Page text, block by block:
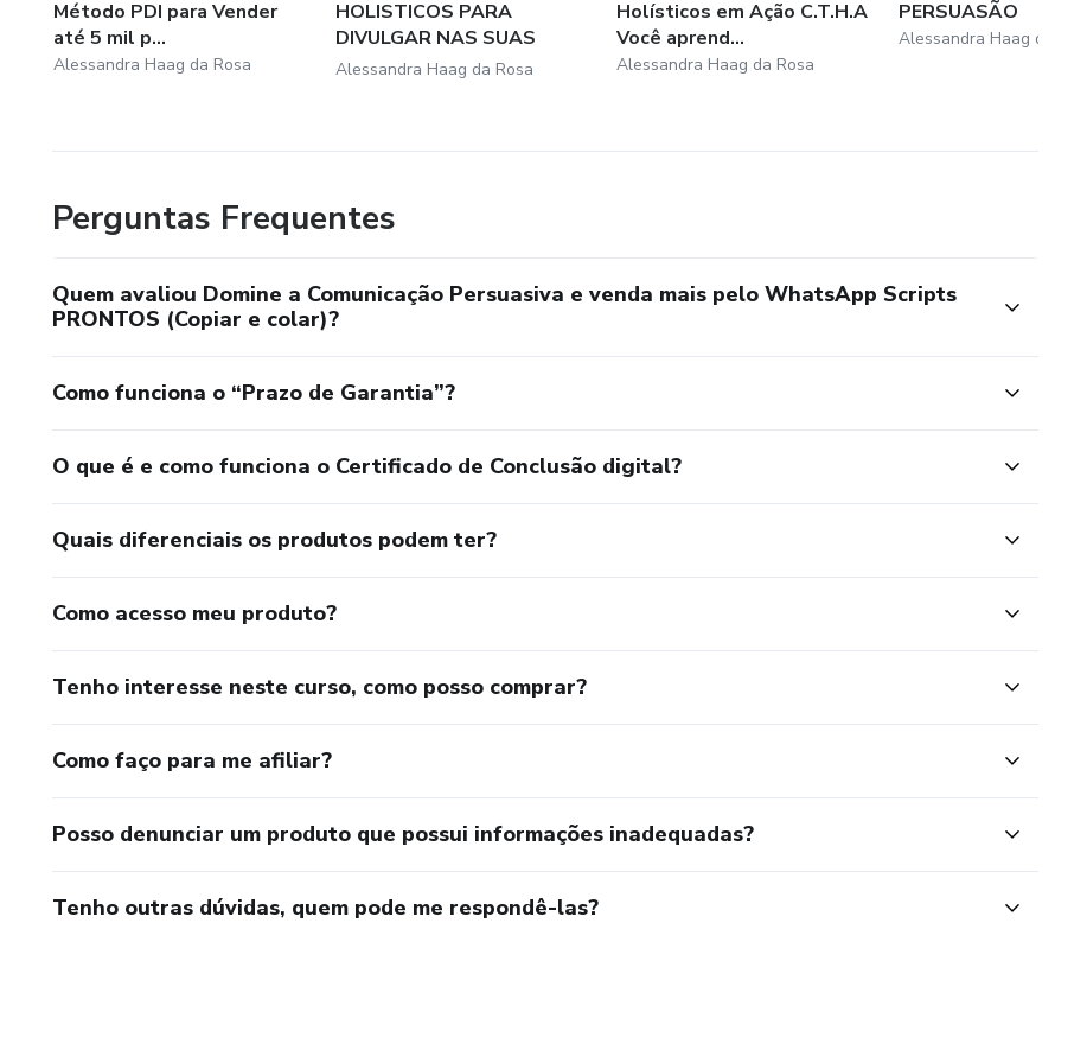
Método PDI para Vender
até 5 mil p...
Alessandra Haag da Rosa
HOLISTICOS PARA
DIVULGAR NAS SUAS
REDES SO...
Alessandra Haag da Rosa
Holísticos em Ação C.T.H.A
Você aprend...
Alessandra Haag da Rosa
PERSUASÃO
Alessandra Haag da Rosa
Perguntas Frequentes
Quem avaliou Domine a Comunicação Persuasiva e venda mais pelo WhatsApp Scripts
PRONTOS (Copiar e colar)?
Como funciona o “Prazo de Garantia”?
O que é e como funciona o Certificado de Conclusão digital?
Quais diferenciais os produtos podem ter?
Como acesso meu produto?
Tenho interesse neste curso, como posso comprar?
Como faço para me afiliar?
Posso denunciar um produto que possui informações inadequadas?
Tenho outras dúvidas, quem pode me respondê-las?